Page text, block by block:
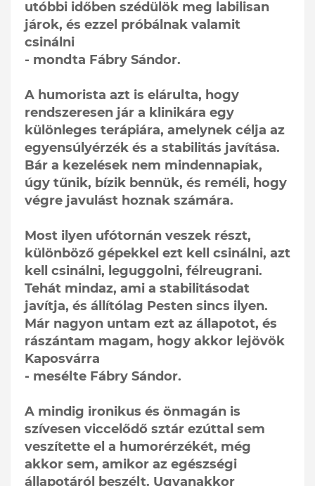
utóbbi időben szédülök meg labilisan
járok, és ezzel próbálnak valamit
csinálni
- mondta Fábry Sándor.
A humorista azt is elárulta, hogy
rendszeresen jár a klinikára egy
különleges terápiára, amelynek célja az
egyensúlyérzék és a stabilitás javítása.
Bár a kezelések nem mindennapiak,
úgy tűnik, bízik bennük, és reméli, hogy
végre javulást hoznak számára.
Most ilyen ufótornán veszek részt,
különböző gépekkel ezt kell csinálni, azt
kell csinálni, leguggolni, félreugrani.
Tehát mindaz, ami a stabilitásodat
javítja, és állítólag Pesten sincs ilyen.
Már nagyon untam ezt az állapotot, és
rászántam magam, hogy akkor lejövök
Kaposvárra
- mesélte Fábry Sándor.
A mindig ironikus és önmagán is
szívesen viccelődő sztár ezúttal sem
veszítette el a humorérzékét, még
akkor sem, amikor az egészségi
állapotáról beszélt. Ugyanakkor